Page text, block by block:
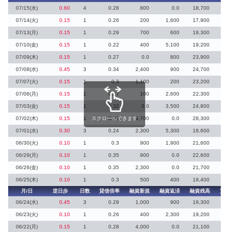
07/15(水)
0.60 4 0.28 800 0.0 18,700
07/14(火) 0.15 1 0.26 200 1,600 17,900
07/13(月) 0.15 1 0.29 700 600 19,300
07/10(金) 0.15 1 0.22 400 5,100 19,200
07/09(木) 0.15 1 0.27 0.0 800 23,900
07/08(水) 0.45 3 0.34 2,400 900 24,700
07/07(火) 0.15 1 0.3 1,100 200 23,200
07/06(月) 0.15 1 0.27 100 2,600 22,300
07/03(金) 0.15 1 0.32 0.0 3,500 24,800
07/02(木) 0.15 1 0.37 9,700 0.0 28,300
07/01(水) 0.30 3 0.24 2,300 5,300 18,600
06/30(火) 0.10 1 0.3 900 1,900 21,600
06/29(月) 0.10 1 0.35 900 0.0 22,600
06/26(金) 0.10 1 0.35 2,300 0.0 21,700
06/25(木) 0.10 1 0.3 500 400 19,400
月/日
逆日歩 日数 貸借倍率 融資新規 融資返済 融資残高
貸
06/24(水)
0.45 3 0.29 1,000 900 19,300
06/23(火) 0.10 1 0.26 400 2,300 19,200
06/22(月) 0.15 1 0.28 4,000 0.0 21,100
スクロールできます